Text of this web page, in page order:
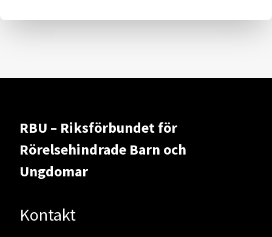
RBU – Riksförbundet för
Rörelsehindrade Barn och
Ungdomar
Kontakt